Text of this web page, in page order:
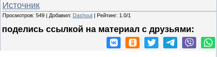
Источник
Просмотров: 549 | Добавил: Dashout | Рейтинг: 1.0/1
поделись ссылкой на материал c друзьями: